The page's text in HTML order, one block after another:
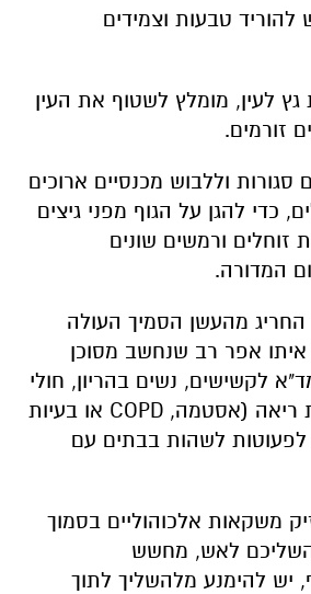
טבעות וצמידים
לעין, מומלץ לשטוף את העין
זורמים.
סגורות וללבוש מכנסיים ארוכים
כדי להגן על הגוף מפני גיצים
זוחלים ורמשים שונים
המדורה.
החריג מהעשן הסמיך העולה
אפר רב שנחשב מסוכן
לקשישים, נשים בהריון, חולי
לב, חולים במחלות ריאה (אסטמה, COPD או בעיות
לפעוטות לשהות בבתים עם
משקאות אלכוהוליים בסמוך
לאש, מחשש
יש להימנע מלהשליך לתוך